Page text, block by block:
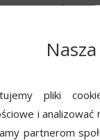
PIT-owi?
wliczana
kroku
się ją
deklaracji
jego
pliki
i
partnerom